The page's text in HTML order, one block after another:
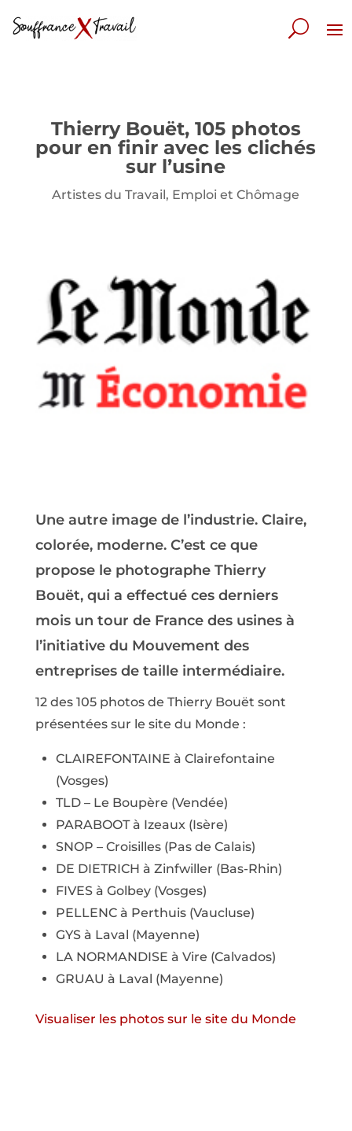
Thierry Bouët, 105 photos
pour en finir avec les clichés
sur l’usine
Artistes du Travail, Emploi et Chômage
Une autre image de l’industrie. Claire,
colorée, moderne. C’est ce que
propose le photographe Thierry
Bouët, qui a effectué ces derniers
mois un tour de France des usines à
l’initiative du Mouvement des
entreprises de taille intermédiaire.
12 des 105 photos de Thierry Bouët sont
présentées sur le site du Monde :
CLAIREFONTAINE à Clairefontaine
(Vosges)
TLD – Le Boupère (Vendée)
PARABOOT à Izeaux (Isère)
SNOP – Croisilles (Pas de Calais)
DE DIETRICH à Zinfwiller (Bas-Rhin)
FIVES à Golbey (Vosges)
PELLENC à Perthuis (Vaucluse)
GYS à Laval (Mayenne)
LA NORMANDISE à Vire (Calvados)
GRUAU à Laval (Mayenne)
Visualiser les photos sur le site du Monde